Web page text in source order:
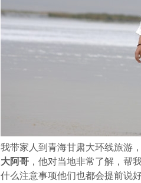
我带家人到青海甘肃大环线旅游
大阿哥 ，他对当地非常了解，帮
什么注意事项他们也都会提前说